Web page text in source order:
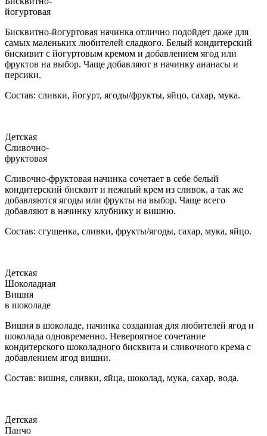
йогуртовая
Бисквитно-йогуртовая начинка отлично подойдет даже для
самых маленьких любителей сладкого. Белый кондитерский
бискивит с йогуртовым кремом и добавлением ягод или
фруктов на выбор. Чаще добавляют в начинку ананасы и
персики.
Состав: сливки, йогурт, ягоды/фрукты, яйцо, сахар, мука.
Детская
Сливочно-
фруктовая
Сливочно-фруктовая начинка сочетает в себе белый
кондитерский бисквит и нежный крем из сливок, а так же
добавляются ягоды или фрукты на выбор. Чаще всего
добавляют в начинку клубнику и вишню.
Состав: сгущенка, сливки, фрукты/ягоды, сахар, мука, яйцо.
Детская
Шоколадная
Вишня
в шоколаде
Вишня в шоколаде, начинка созданная для любителей ягод и
шоколада одновременно. Невероятное сочетание
кондитерского шоколадного бисквита и сливочного крема с
добавлением ягод вишни.
Состав: вишня, сливки, яйца, шоколад, мука, сахар, вода.
Детская
Панчо